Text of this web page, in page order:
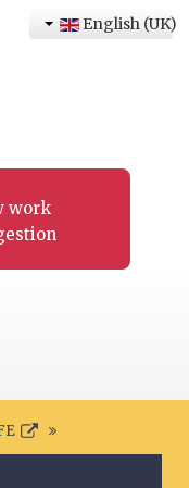
work
English (UK)